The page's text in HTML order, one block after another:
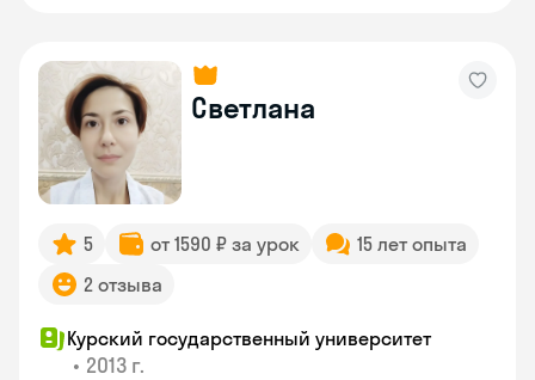
Светлана
5 от 1590 ₽ за урок
15 лет опыта
2 отзыва
Курский государственный университет
• 2013 г.